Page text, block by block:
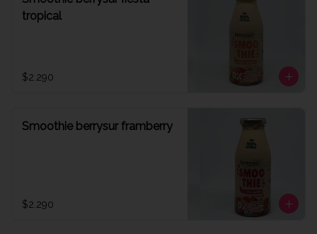
tropical
$2.290
Smoothie berrysur framberry
$2.290